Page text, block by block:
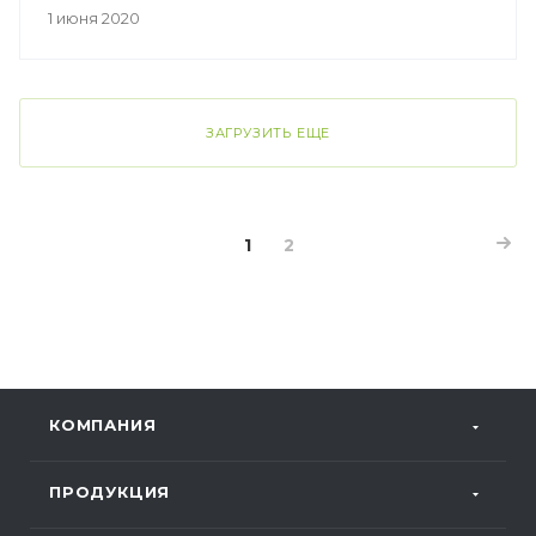
1 июня 2020
ЗАГРУЗИТЬ ЕЩЕ
1 2
КОМПАНИЯ
ПРОДУКЦИЯ